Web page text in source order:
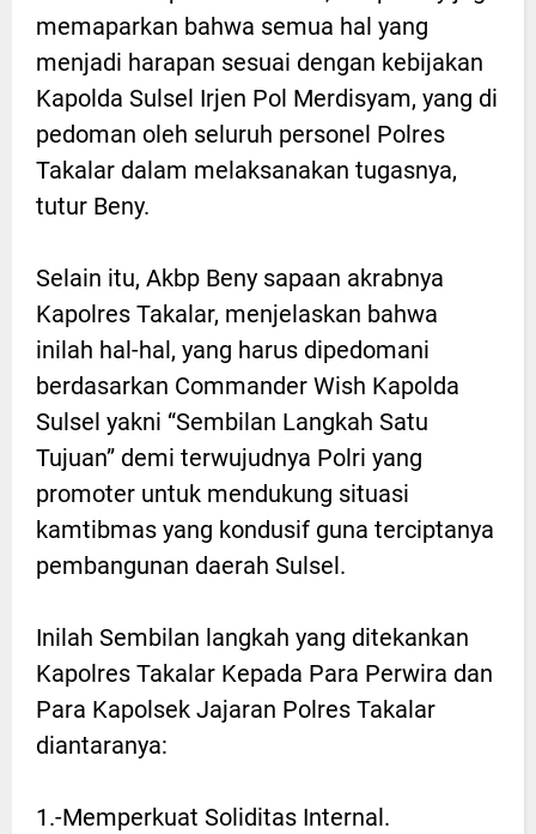
memaparkan bahwa semua hal yang
menjadi harapan sesuai dengan kebijakan
Kapolda Sulsel Irjen Pol Merdisyam, yang di
pedoman oleh seluruh personel Polres
Takalar dalam melaksanakan tugasnya,
tutur Beny.
Selain itu, Akbp Beny sapaan akrabnya
Kapolres Takalar, menjelaskan bahwa
inilah hal-hal, yang harus dipedomani
berdasarkan Commander Wish Kapolda
Sulsel yakni “Sembilan Langkah Satu
Tujuan” demi terwujudnya Polri yang
promoter untuk mendukung situasi
kamtibmas yang kondusif guna terciptanya
pembangunan daerah Sulsel.
Inilah Sembilan langkah yang ditekankan
Kapolres Takalar Kepada Para Perwira dan
Para Kapolsek Jajaran Polres Takalar
diantaranya:
1.-Memperkuat Soliditas Internal.